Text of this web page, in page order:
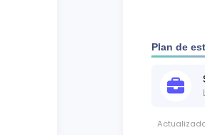
con los
Plan de